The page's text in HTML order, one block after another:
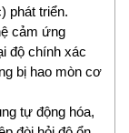
phát triển.
cảm ứng
độ chính xác
bị hao mòn cơ
tự động hóa,